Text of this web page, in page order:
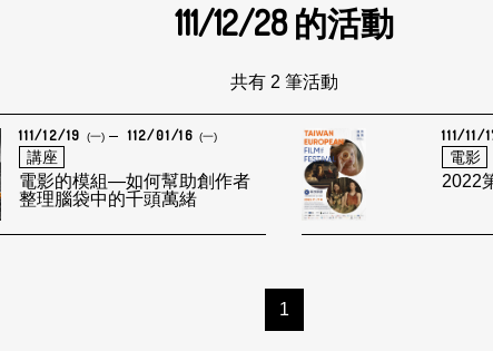
111/12/28的活動
共有 2 筆活動
111/12/19 (一) 112/01/16 (一)
講座
電影的模組—如何幫助創作者
整理腦袋中的千頭萬緒
111/11/
電影
2022
1